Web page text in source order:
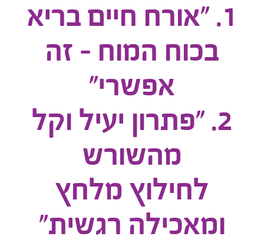
בכוח המוח - זה
אפשרי"
2. "פתרון יעיל וקל
מהשורש
לחילוץ מלחץ
ומאכילה רגשית"